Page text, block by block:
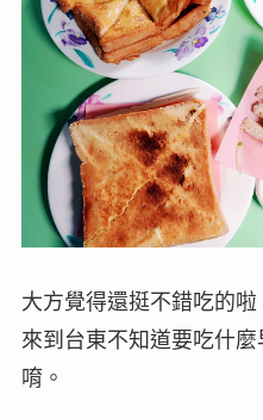
大方覺得還挺不錯吃的啦
來到台東不知道要吃什
唷。